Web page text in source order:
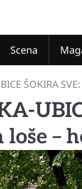
Scena
ŠOKIRA
–